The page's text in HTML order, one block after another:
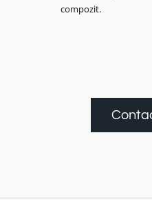
compozit.